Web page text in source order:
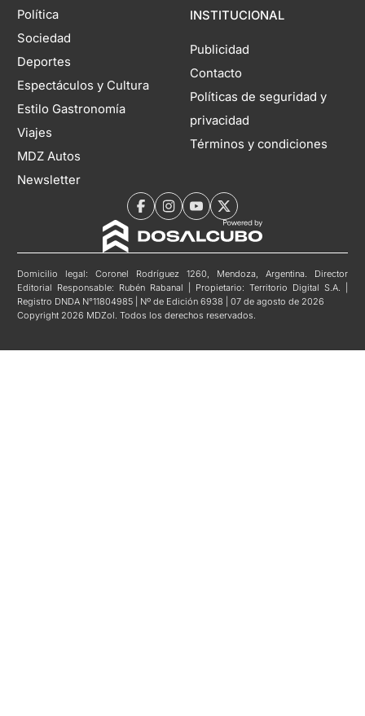
Política
Sociedad
Deportes
Espectáculos y Cultura
Estilo Gastronomía
Viajes
MDZ Autos
Newsletter
INSTITUCIONAL
Publicidad
Contacto
Políticas de seguridad y
privacidad
Términos y condiciones
Domicilio legal: Coronel Rodríguez 1260, Mendoza, Argentina. Director
Editorial Responsable: Rubén Rabanal | Propietario: Territorio Digital S.A. |
Registro DNDA N°11804985 | Nº de Edición 6938 | 07 de agosto de 2026
Copyright 2026 MDZol. Todos los derechos reservados.